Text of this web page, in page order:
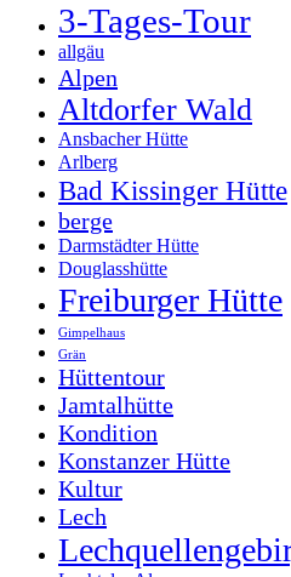
3-Tages-Tour
allgäu
Alpen
Altdorfer Wald
Ansbacher Hütte
Arlberg
Bad Kissinger Hütte
berge
Darmstädter Hütte
Douglasshütte
Freiburger Hütte
Gimpelhaus
Grän
Hüttentour
Jamtalhütte
Kondition
Konstanzer Hütte
Kultur
Lech